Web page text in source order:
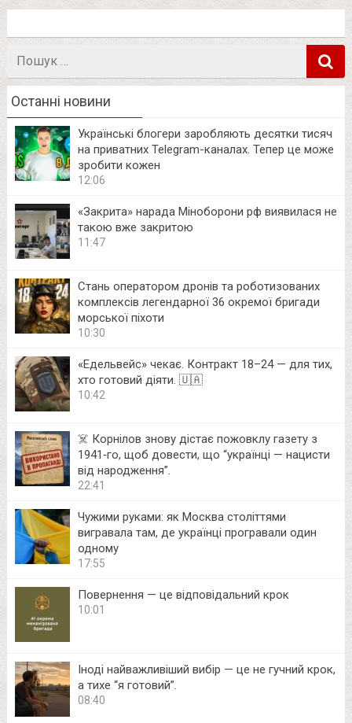
Пошук
Останні новини
Українські блогери заробляють десятки тисяч
на приватних Telegram-каналах. Тепер це може
зробити кожен
12:06
«Закрита» нарада Міноборони рф виявилася не
такою вже закритою
11:47
Стань оператором дронів та роботизованих
комплексів легендарної 36 окремої бригади
морської піхоти
10:30
«Едельвейс» чекає. Контракт 18–24 — для тих,
хто готовий діяти. 🇺🇦
10:42
☠️ Корнілов знову дістає пожовклу газету з
1941‑го, щоб довести, що “українці — нацисти
від народження”.
22:41
Чужими руками: як Москва століттями
вигравала там, де українці програвали один
одному
17:55
Повернення — це відповідальний крок
10:01
Іноді найважливіший вибір — це не гучний крок,
а тихе “я готовий”.
08:40